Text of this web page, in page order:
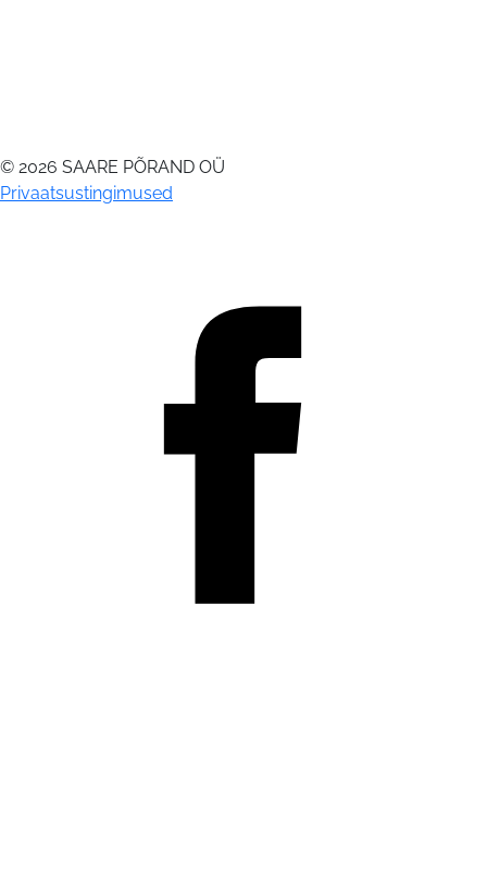
© 2026 SAARE PÕRAND OÜ
Privaatsustingimused